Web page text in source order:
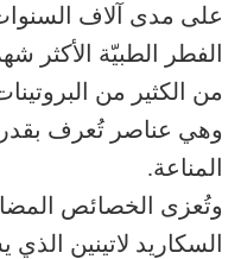
على مدى آلاف
الفطر الطبيّة الأكثر
من الكثير من
وهي عناصر تُعرف
المناعة.
وتُعزى الخصائص
السكاريد لاتينين